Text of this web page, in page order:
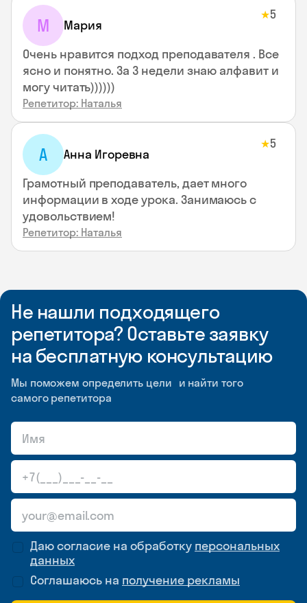
М Мария
★5
Очень нравится подход преподавателя . Все
ясно и понятно. За 3 недели знаю алфавит и
могу читать))))))
Репетитор: Наталья
А Анна Игоревна
★5
Грамотный преподаватель, дает много
информации в ходе урока. Занимаюсь с
удовольствием!
Репетитор: Наталья
Не нашли подходящего
репетитора? Оставьте заявку
на бесплатную консультацию
Мы поможем определить цели и найти того
самого репетитора
Даю согласие на обработку персональных
данных
Соглашаюсь на получение рекламы